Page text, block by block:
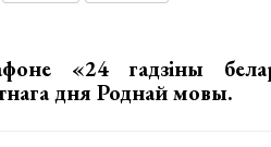
«24 гадзіны
дня Роднай мовы.